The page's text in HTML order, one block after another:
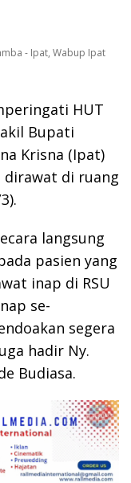
- Ipat, Wabup Ipat
HUT
Bupati
Krisna (Ipat)
dirawat di ruang
langsung
pasien yang
inap di RSU
se-
segera
hadir Ny.
Budiasa.